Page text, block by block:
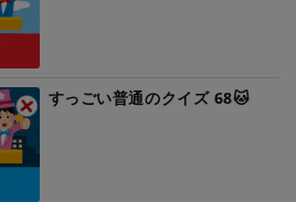
すっごい普通のクイズ 68🐱